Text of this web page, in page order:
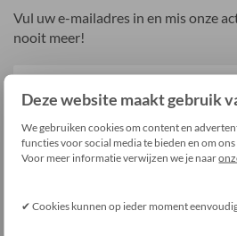
Deze website maakt gebruik
We gebruiken cookies om content en
functies voor social media te bieden en om
Voor meer informatie verwijzen we je naar
✔ Cookies kunnen op ieder moment
Vul uw e-mailadres in en mis onze
nooit meer!
Aanmelden
Contact